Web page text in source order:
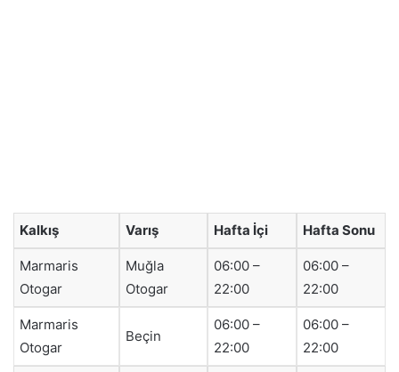
Kalkış Varış Hafta İçi Hafta Sonu
Marmaris
Otogar
Muğla
Otogar
06:00 –
22:00
06:00 –
22:00
Marmaris
Otogar
Beçin
06:00 –
22:00
06:00 –
22:00